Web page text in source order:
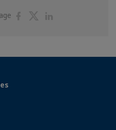
PartagerPartager